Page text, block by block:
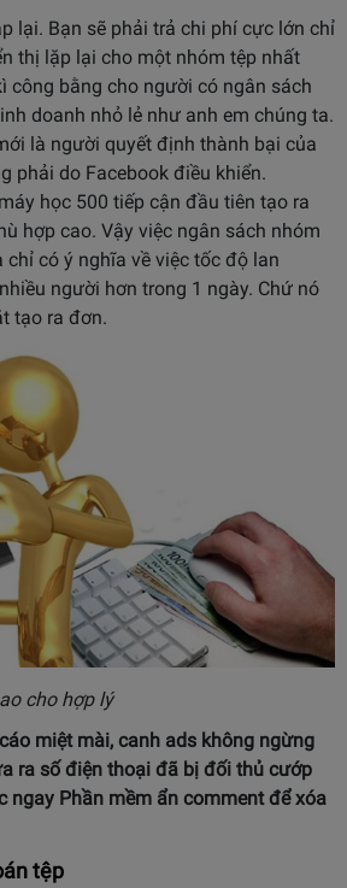
lại. Bạn sẽ phải trả chi phí cực lớn chỉ
thị lặp lại cho một nhóm tệp nhất
công bằng cho người có ngân sách
doanh nhỏ lẻ như anh em chúng ta.
là người quyết định thành bại của
phải do Facebook điều khiển.
học 500 tiếp cận đầu tiên tạo ra
hợp cao. Vậy việc ngân sách nhóm
có ý nghĩa về việc tốc độ lan
người hơn trong 1 ngày. Chứ nó
tạo ra đơn.
cho hợp lý
miệt mài, canh ads không ngừng
ra số điện thoại đã bị đối thủ cướp
ngay Phần mềm ẩn commentđể xóa
tệp